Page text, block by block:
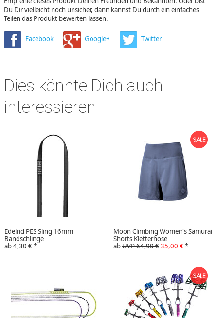
Du Dir vielleicht noch unsicher, dann kannst Du durch ein einfaches
Teilen das Produkt bewerten lassen.
Facebook Google+ Twitter
Dies könnte Dich auch
interessieren
Edelrid PES Sling 16mm
Bandschlinge
ab4,30 €*
Moon Climbing Women's Samurai
Shorts Kletterhose
abUVP 64,90 €35,00 €*